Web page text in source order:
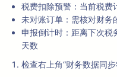
税费扣除预警：当前税费
未对账订单：需核对财务
申报倒计时：距离下次税
天数
检查右上角“财务数据同步